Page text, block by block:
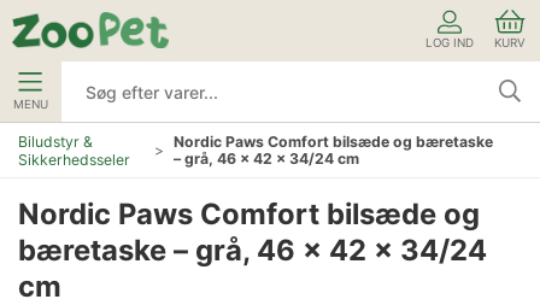
LOG IND KURV
MENU
Biludstyr &
Sikkerhedsseler
Nordic Paws Comfort bilsæde og bæretaske
– grå, 46 × 42 × 34/24 cm
Nordic Paws Comfort bilsæde og
bæretaske – grå, 46 × 42 × 34/24
cm